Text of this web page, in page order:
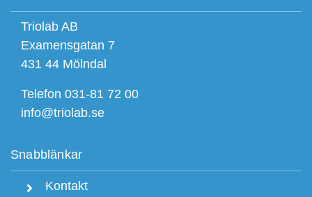
Triolab AB
Examensgatan 7
431 44 Mölndal
Telefon 031-81 72 00
info@triolab.se
Snabblänkar
Kontakt